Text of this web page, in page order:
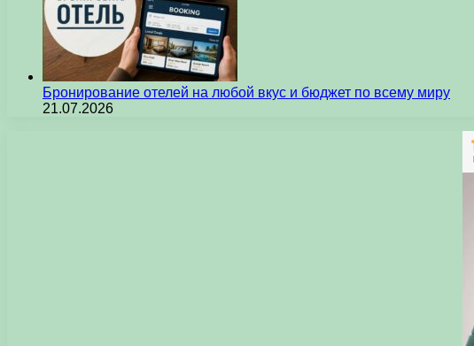
Бронирование отелей на любой вкус и бюджет по всему миру
21.07.2026